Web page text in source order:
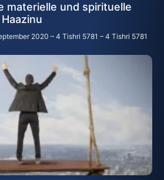
materielle und spirituelle
2020 – 4 Tishri 5781 – 4 Tishri 5781